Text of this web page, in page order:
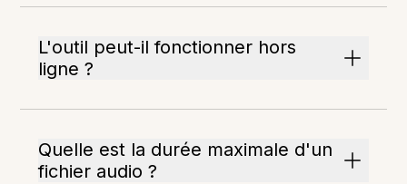
L'outil peut-il fonctionner hors
ligne ?
Quelle est la durée maximale d'un
fichier audio ?